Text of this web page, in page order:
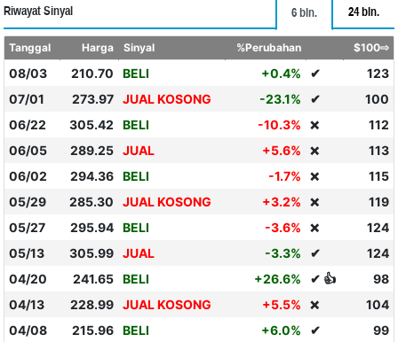
Riwayat Sinyal 6 bln. 24 bln.
Tanggal Harga Sinyal %Perubahan $100⇨
08/03 210.70 BELI +0.4% ✔
123
07/01
273.97 JUAL KOSONG -23.1% ✔
100
06/22
305.42 BELI -10.3% ❌
112
06/05
289.25 JUAL +5.6% ❌
113
06/02
294.36 BELI -1.7% ❌
115
05/29
285.30 JUAL KOSONG +3.2% ❌
119
05/27
295.94 BELI -3.6% ❌
124
05/13
305.99 JUAL -3.3% ✔
124
04/20
241.65 BELI +26.6% ✔ 👍
98
04/13
228.99 JUAL KOSONG +5.5% ❌
104
04/08
215.96 BELI +6.0% ✔
99